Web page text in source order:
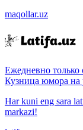
maqollar.uz
Ежедневно
Кузница юмора на
Har kuni eng sara
markazi!